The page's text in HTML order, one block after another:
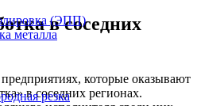
(ЭПП)
металла
резка
в соседних
которые оказывают
в соседних регионах.